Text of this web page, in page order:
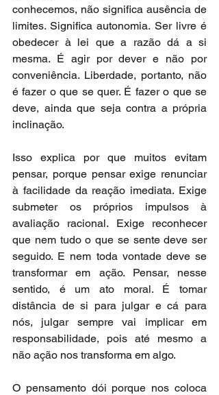
conhecemos, não significa ausência de
limites. Significa autonomia. Ser livre é
obedecer à lei que a razão dá a si
mesma. É agir por dever e não por
conveniência. Liberdade, portanto, não
é fazer o que se quer. É fazer o que se
deve, ainda que seja contra a própria
inclinação.
Isso explica por que muitos evitam
pensar, porque pensar exige renunciar
à facilidade da reação imediata. Exige
submeter os próprios impulsos à
avaliação racional. Exige reconhecer
que nem tudo o que se sente deve ser
seguido. E nem toda vontade deve se
transformar em ação. Pensar, nesse
sentido, é um ato moral. É tomar
distância de si para julgar e cá para
nós, julgar sempre vai implicar em
responsabilidade, pois até mesmo a
não ação nos transforma em algo.
O pensamento dói porque nos coloca